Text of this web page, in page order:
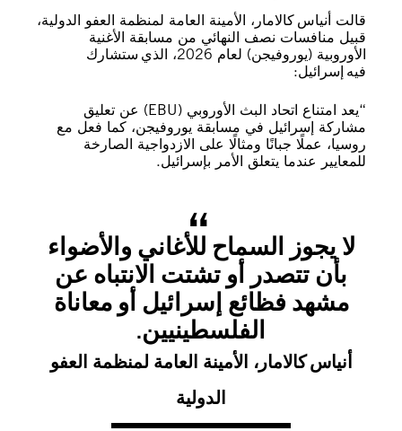
قالت أنياس كالامار، الأمينة العامة لمنظمة العفو الدولية،
قبيل منافسات نصف النهائي من مسابقة الأغنية
الأوروبية (يوروفيجن) لعام 2026، الذي ستشارك
فيه إسرائيل:
“يعد امتناع اتحاد البث الأوروبي (EBU) عن تعليق
مشاركة إسرائيل في مسابقة يوروفيجن، كما فعل مع
روسيا، عملًا جبانًا ومثالًا على الازدواجية الصارخة
للمعايير عندما يتعلق الأمر بإسرائيل.
لا يجوز السماح للأغاني والأضواء
بأن تتصدر أو تشتت الانتباه عن
مشهد فظائع إسرائيل أو معاناة
الفلسطينيين.
أنياس كالامار، الأمينة العامة لمنظمة العفو
الدولية